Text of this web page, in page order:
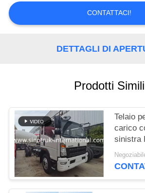
PREVENTIVO
POLITICA
SULLA
PRIVACY
CONTATTACI!
DETTAGLI DI
Prodotti Simili
Telaio
carico
sinistra
con
di 8-12